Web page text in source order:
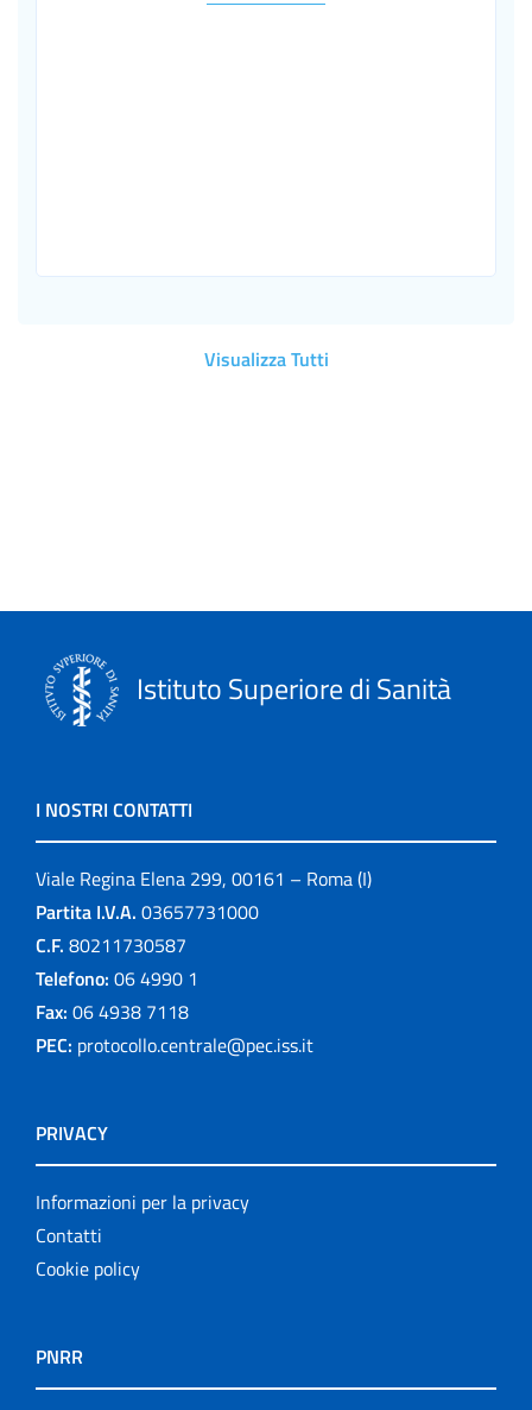
Visualizza Tutti
Istituto Superiore di Sanità
I NOSTRI CONTATTI
Viale Regina Elena 299, 00161 – Roma (I)
Partita I.V.A. 03657731000
C.F. 80211730587
Telefono: 06 4990 1
Fax: 06 4938 7118
PEC: protocollo.centrale@pec.iss.it
PRIVACY
Informazioni per la privacy
Contatti
Cookie policy
PNRR